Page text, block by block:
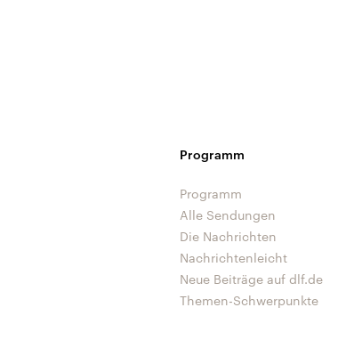
Programm
Programm
Alle Sendungen
Die Nachrichten
Nachrichtenleicht
Neue Beiträge auf dlf.de
Themen-Schwerpunkte